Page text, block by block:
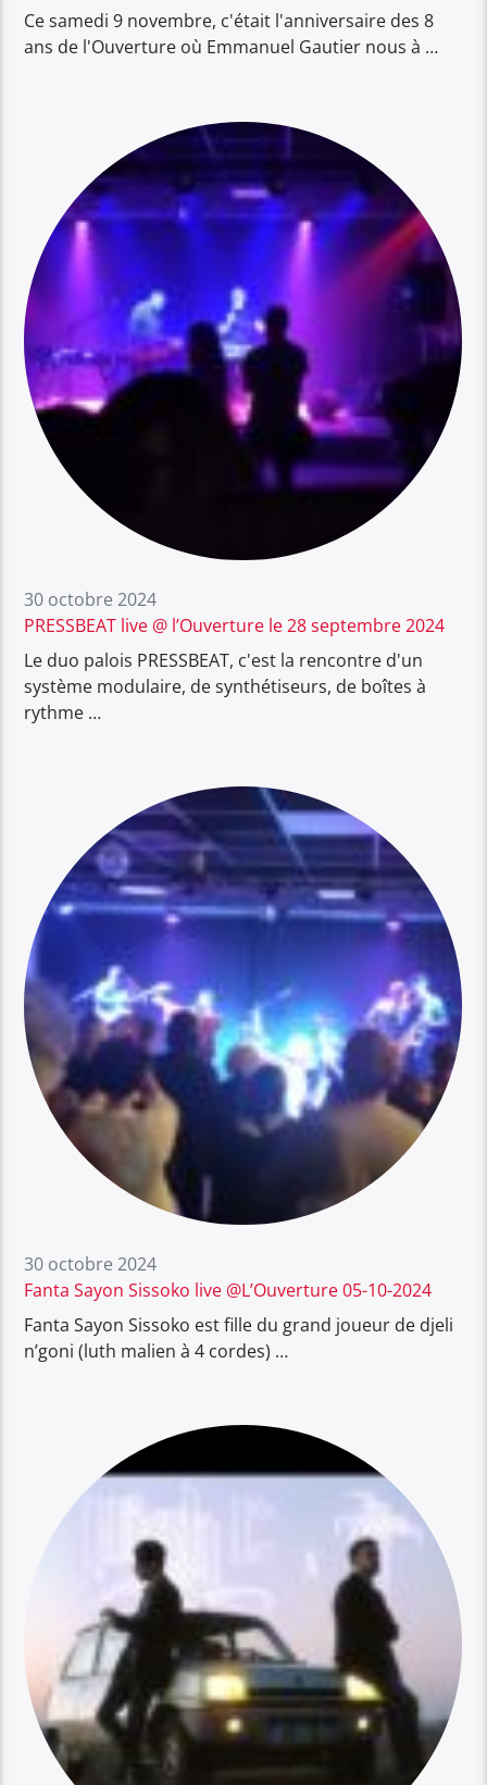
Ce samedi 9 novembre, c'était l'anniversaire des 8
ans de l'Ouverture où Emmanuel Gautier nous à …
30 octobre 2024
PRESSBEAT live @ l’Ouverture le 28 septembre 2024
Le duo palois PRESSBEAT, c'est la rencontre d'un
système modulaire, de synthétiseurs, de boîtes à
rythme …
30 octobre 2024
Fanta Sayon Sissoko live @L’Ouverture 05-10-2024
Fanta Sayon Sissoko est fille du grand joueur de djeli
n’goni (luth malien à 4 cordes) …